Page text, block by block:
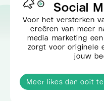
Social
Voor het versterken
creëren van meer
media marketing
zorgt voor originele
jouw
Meer likes dan ooit